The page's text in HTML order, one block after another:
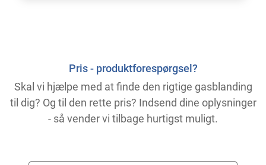
Pris - produktforespørgsel?
Skal vi hjælpe med at finde den rigtige gasblanding
til dig? Og til den rette pris? Indsend dine oplysninger
- så vender vi tilbage hurtigst muligt.